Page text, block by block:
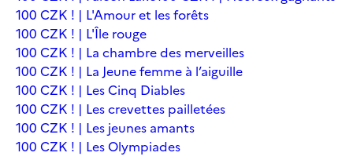
100 CZK ! | L'Amour et les forêts
100 CZK ! | L'Île rouge
100 CZK ! | La chambre des merveilles
100 CZK ! | La Jeune femme à l’aiguille
100 CZK ! | Les Cinq Diables
100 CZK ! | Les crevettes pailletées
100 CZK ! | Les jeunes amants
100 CZK ! | Les Olympiades